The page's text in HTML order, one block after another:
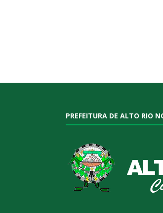
PREFEITURA DE ALTO RIO